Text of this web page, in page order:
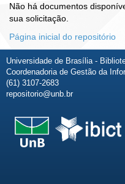
Não há documentos
sua solicitação.
Página inicial do repositório
Universidade de Brasília -
Coordenadoria de Gestão da
(61) 3107-2683
repositorio@unb.br